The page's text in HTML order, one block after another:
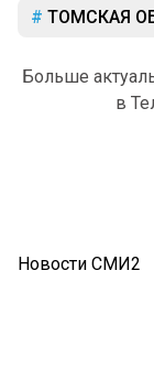
ТОМСКАЯ
Больше
в
Новости СМИ2